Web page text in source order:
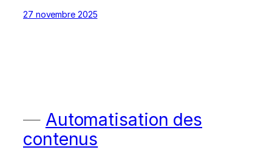
27 novembre 2025
Automatisation des
contenus